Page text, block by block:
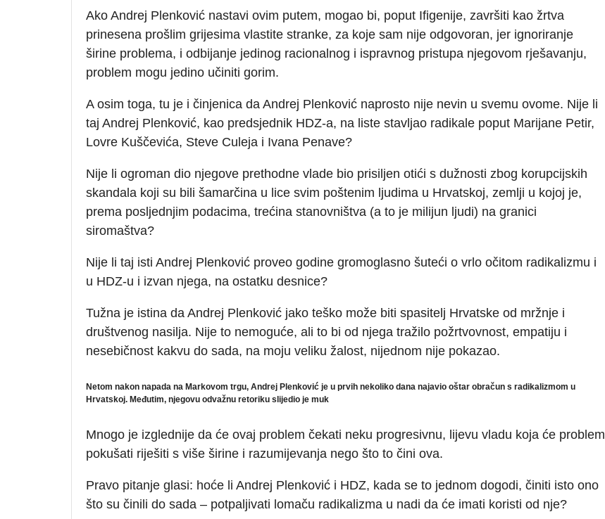
Ako Andrej Plenković nastavi ovim putem, mogao bi, poput Ifigenije, završiti kao žrtva
prinesena prošlim grijesima vlastite stranke, za koje sam nije odgovoran, jer ignoriranje
širine problema, i odbijanje jedinog racionalnog i ispravnog pristupa njegovom rješavanju,
problem mogu jedino učiniti gorim.
A osim toga, tu je i činjenica da Andrej Plenković naprosto nije nevin u svemu ovome. Nije li
taj Andrej Plenković, kao predsjednik HDZ-a, na liste stavljao radikale poput Marijane Petir,
Lovre Kuščevića, Steve Culeja i Ivana Penave?
Nije li ogroman dio njegove prethodne vlade bio prisiljen otići s dužnosti zbog korupcijskih
skandala koji su bili šamarčina u lice svim poštenim ljudima u Hrvatskoj, zemlji u kojoj je,
prema posljednjim podacima, trećina stanovništva (a to je milijun ljudi) na granici
siromaštva?
Nije li taj isti Andrej Plenković proveo godine gromoglasno šuteći o vrlo očitom radikalizmu i
u HDZ-u i izvan njega, na ostatku desnice?
Tužna je istina da Andrej Plenković jako teško može biti spasitelj Hrvatske od mržnje i
društvenog nasilja. Nije to nemoguće, ali to bi od njega tražilo požrtvovnost, empatiju i
nesebičnost kakvu do sada, na moju veliku žalost, nijednom nije pokazao.
Netom nakon napada na Markovom trgu, Andrej Plenković je u prvih nekoliko dana najavio oštar obračun s radikalizmom u
Hrvatskoj. Međutim, njegovu odvažnu retoriku slijedio je muk
Mnogo je izglednije da će ovaj problem čekati neku progresivnu, lijevu vladu koja će problem
pokušati riješiti s više širine i razumijevanja nego što to čini ova.
Pravo pitanje glasi: hoće li Andrej Plenković i HDZ, kada se to jednom dogodi, činiti isto ono
što su činili do sada – potpaljivati lomaču radikalizma u nadi da će imati koristi od nje?